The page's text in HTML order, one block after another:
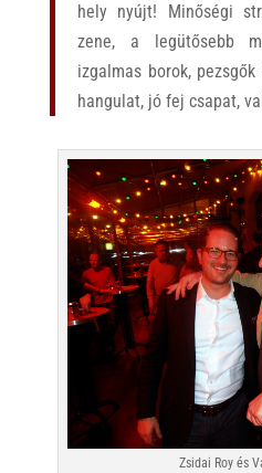
hely nyújt! Minőségi
zene, a legütősebb
izgalmas borok,
hangulat, jó fej csapat,
Zsidai Roy és